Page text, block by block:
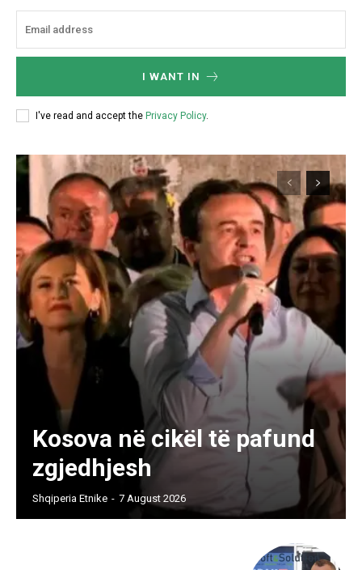
I WANT IN
I've read and accept the Privacy Policy.
Kosova në cikël të pafund
zgjedhjesh
Shqiperia Etnike - 7 August 2026